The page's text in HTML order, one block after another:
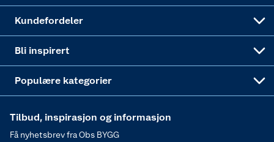
Kundefordeler
Bli inspirert
Populære kategorier
Tilbud, inspirasjon og informasjon
Få nyhetsbrev fra Obs BYGG